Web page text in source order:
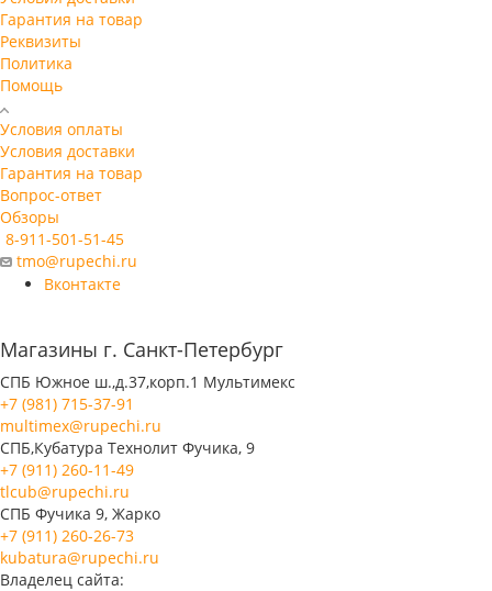
Гарантия на товар
Реквизиты
Политика
Помощь
Условия оплаты
Условия доставки
Гарантия на товар
Вопрос-ответ
Обзоры
8-911-501-51-45
tmo@rupechi.ru
Вконтакте
Магазины г. Санкт-Петербург
СПБ Южное ш.,д.37,корп.1 Мультимекс
+7 (981) 715-37-91
multimex@rupechi.ru
СПБ,Кубатура Технолит Фучика, 9
+7 (911) 260-11-49
tlcub@rupechi.ru
СПБ Фучика 9, Жарко
+7 (911) 260-26-73
kubatura@rupechi.ru
Владелец сайта: